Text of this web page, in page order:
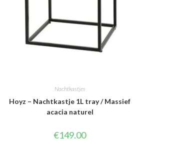
Nachtkastjes
Hoyz – Nachtkastje 1L tray / Massief
acacia naturel
€149.00